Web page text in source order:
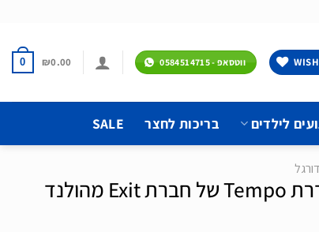
ווטסאפ - 0584514715 ₪0.00
0
לילדים בריכות לחצר SALE
שער כדורגל ממתכת מסדרת Tempo של חברת Exit מהולנד